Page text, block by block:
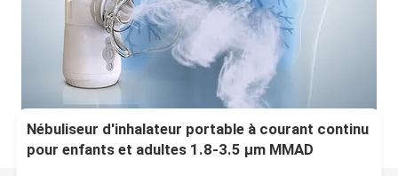
Nébuliseur d'inhalateur portable à courant continu
pour enfants et adultes 1.8-3.5 μm MMAD